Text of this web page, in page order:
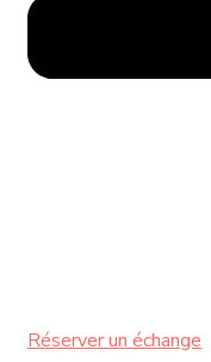
Réserver un échange